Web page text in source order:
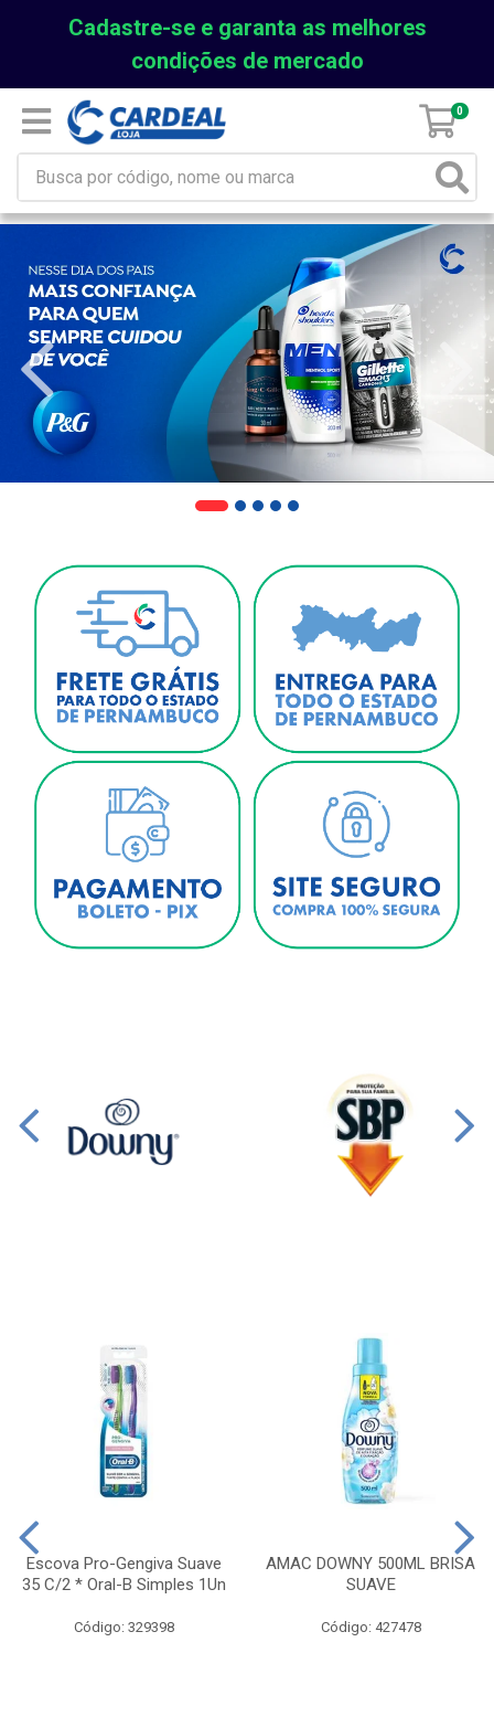
Cadastre-se e garanta as melhores
condições de mercado
0
Escova Pro-Gengiva Suave
35 C/2 * Oral-B Simples 1Un
Código: 329398
AMAC DOWNY 500ML BRISA
SUAVE
Código: 427478